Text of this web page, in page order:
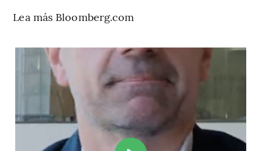
Lea más Bloomberg.com